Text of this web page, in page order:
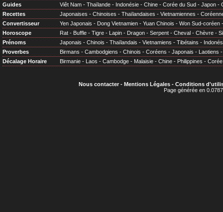
Guides
Viêt Nam - Thaïlande - Indonésie - Chine - Corée du Sud - Japon -
Recettes
Japonaises - Chinoises - Thaïlandaises - Vietnamiennes -
Convertisseur
Yen Japonais - Dong Vietnamien - Yuan Chinois - Won Sud-coréen
Horoscope
Rat - Buffle - Tigre - Lapin - Dragon - Serpent - Cheval - Chèvre -
Prénoms
Japonais - Chinois - Thaïlandais - Vietnamiens - Tibétains -
Proverbes
Birmans - Cambodgiens - Chinois - Coréens - Japonais - Laotiens
Décalage Horaire
Birmanie - Laos - Cambodge - Malaisie - Chine - Philippines - Corée
Nous contacter- Mentions Légales- Conditions
Page générée en